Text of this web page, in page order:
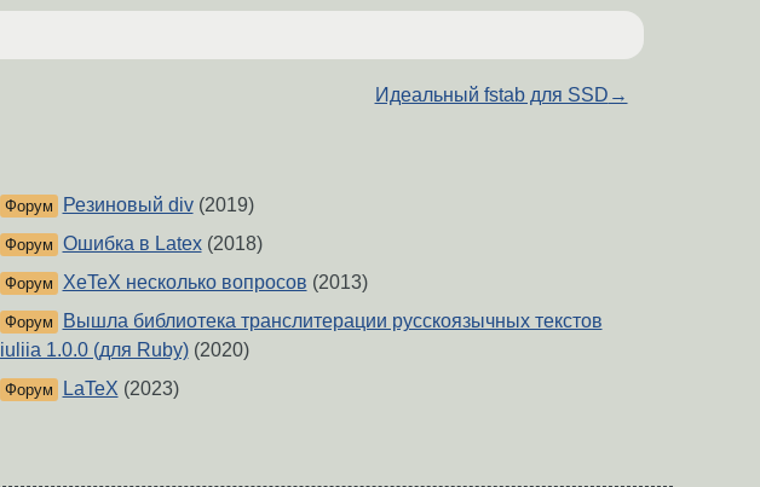
Идеальный fstab для SSD →
Форум Резиновый div(2019)
Форум Ошибка в Latex(2018)
Форум XeTeX несколько вопросов (2013)
Форум
Вышла библиотека транслитерации русскоязычных текстов
iuliia 1.0.0 (для Ruby)(2020)
Форум LaTeX (2023)